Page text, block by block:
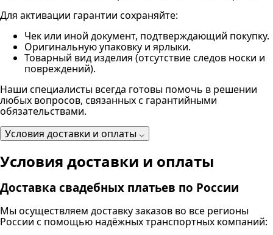
Для активации гарантии сохраняйте:
Чек или иной документ, подтверждающий покупку.
Оригинальную упаковку и ярлыки.
Товарный вид изделия (отсутствие следов носки и
повреждений).
Наши специалисты всегда готовы помочь в решении
любых вопросов, связанных с гарантийными
обязательствами.
Условия доставки и оплаты
Условия доставки и оплаты
Доставка свадебных платьев по России
Мы осуществляем доставку заказов во все регионы
России с помощью надёжных транспортных компаний: